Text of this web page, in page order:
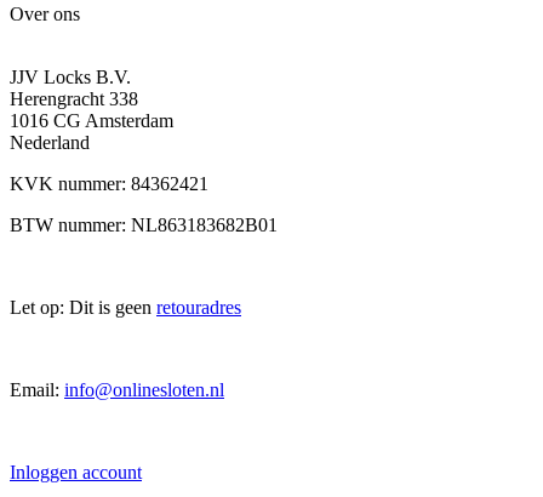
Over ons
JJV Locks B.V.
Herengracht 338
1016 CG Amsterdam
Nederland
KVK nummer: 84362421
BTW nummer: NL863183682B01
Let op: Dit is geen retouradres
Email: info@onlinesloten.nl
Inloggen account